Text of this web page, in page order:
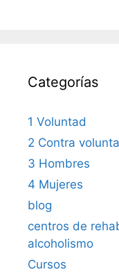
Categorías
1 Voluntad
2 Contra
3 Hombres
4 Mujeres
blog
centros de
alcoholismo
Cursos